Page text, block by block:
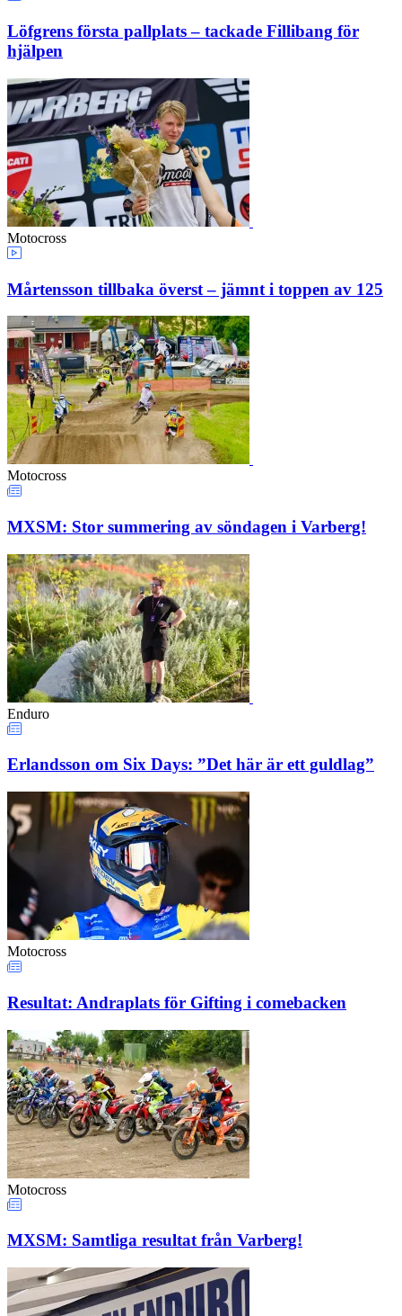
Löfgrens första pallplats – tackade Fillibang för
hjälpen
Motocross
Mårtensson tillbaka överst – jämnt i toppen av 125
Motocross
MXSM: Stor summering av söndagen i Varberg!
Enduro
Erlandsson om Six Days: ”Det här är ett guldlag”
Motocross
Resultat: Andraplats för Gifting i comebacken
Motocross
MXSM: Samtliga resultat från Varberg!